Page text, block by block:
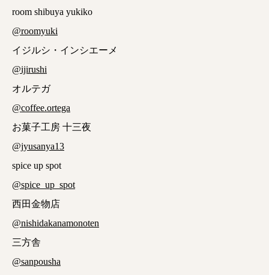
room shibuya yukiko
@roomyuki
イジルシ・インシエーメ
@ijirushi
オルテガ
@coffee.ortega
お菓子工房 十三夜
@jyusanya13
spice up spot
@spice_up_spot
西田金物店
@nishidakanamonoten
三方舎
@sanpousha